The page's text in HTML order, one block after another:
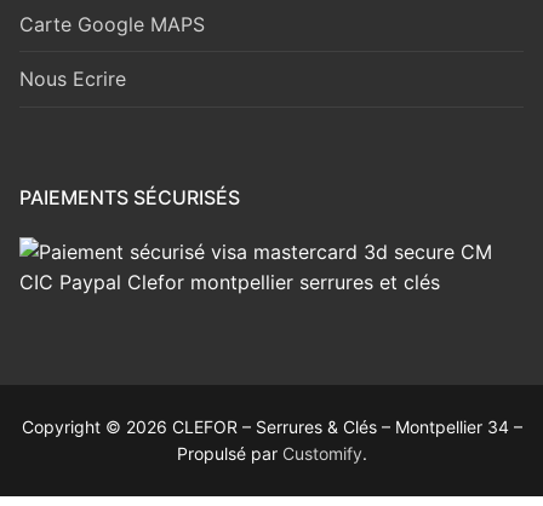
Carte Google MAPS
Nous Ecrire
PAIEMENTS SÉCURISÉS
Copyright © 2026 CLEFOR – Serrures & Clés – Montpellier 34 –
Propulsé par Customify.